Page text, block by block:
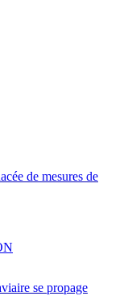
de mesures de
se propage